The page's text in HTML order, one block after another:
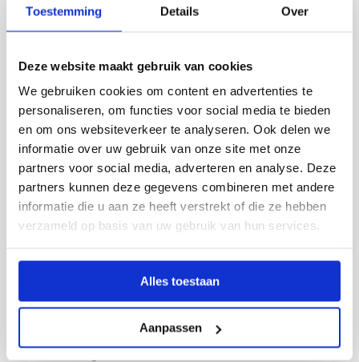
Toestemming Details Over
Deze website maakt gebruik van cookies
We gebruiken cookies om content en advertenties te
personaliseren, om functies voor social media te bieden
en om ons websiteverkeer te analyseren. Ook delen we
informatie over uw gebruik van onze site met onze
partners voor social media, adverteren en analyse. Deze
partners kunnen deze gegevens combineren met andere
informatie die u aan ze heeft verstrekt of die ze hebben
verzameld op basis van uw gebruik van hun services.
Alles toestaan
Aanpassen
Gratis afhalen in Groningen
Advies op maat
Snelle levering
Rol
Transparant